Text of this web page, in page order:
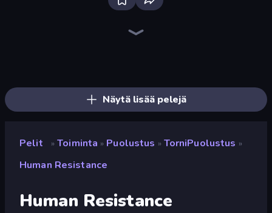
Näytä lisää pelejä
Pelit » Toiminta » Puolustus » TorniPuolustus »
Human Resistance
Human Resistance